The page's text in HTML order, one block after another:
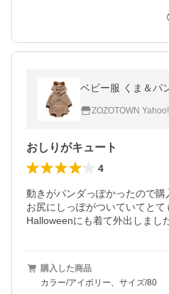
ベビー服 くま＆パ
ZOZOTOWN
おしりがキュート
4
動きがパンダっぽかったので購
お尻にしっぽがついていてとて
Halloweenにも着て外出しまし
購入した商品
カラー/アイボリー、サイズ/80